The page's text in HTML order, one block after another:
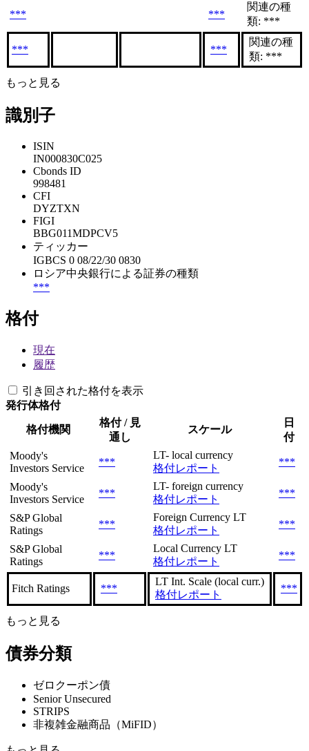
*** ***
関連の種
類: ***
*** ***
関連の種
類: ***
もっと見る
識別子
ISIN
IN000830C025
Cbonds ID
998481
CFI
DYZTXN
FIGI
BBG011MDPCV5
ティッカー
IGBCS 0 08/22/30 0830
ロシア中央銀行による証券の種類
***
格付
現在
履歴
引き回された格付を表示
発行体格付
格付機関
格付 / 見
通し
スケール
日
付
Moody's
Investors Service
***
LT- local currency
格付レポート
***
Moody's
Investors Service
***
LT- foreign currency
格付レポート
***
S&P Global
Ratings
***
Foreign Currency LT
格付レポート
***
S&P Global
Ratings
***
Local Currency LT
格付レポート
***
Fitch Ratings ***
LT Int. Scale (local curr.)
格付レポート
***
もっと見る
債券分類
ゼロクーポン債
Senior Unsecured
STRIPS
非複雑金融商品（MiFID）